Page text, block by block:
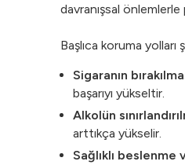
davranışsal
Başlıca koruma yolları
Sigaranın
başarıyı yükseltir.
Alkolün
arttıkça yükselir.
Sağlıklı